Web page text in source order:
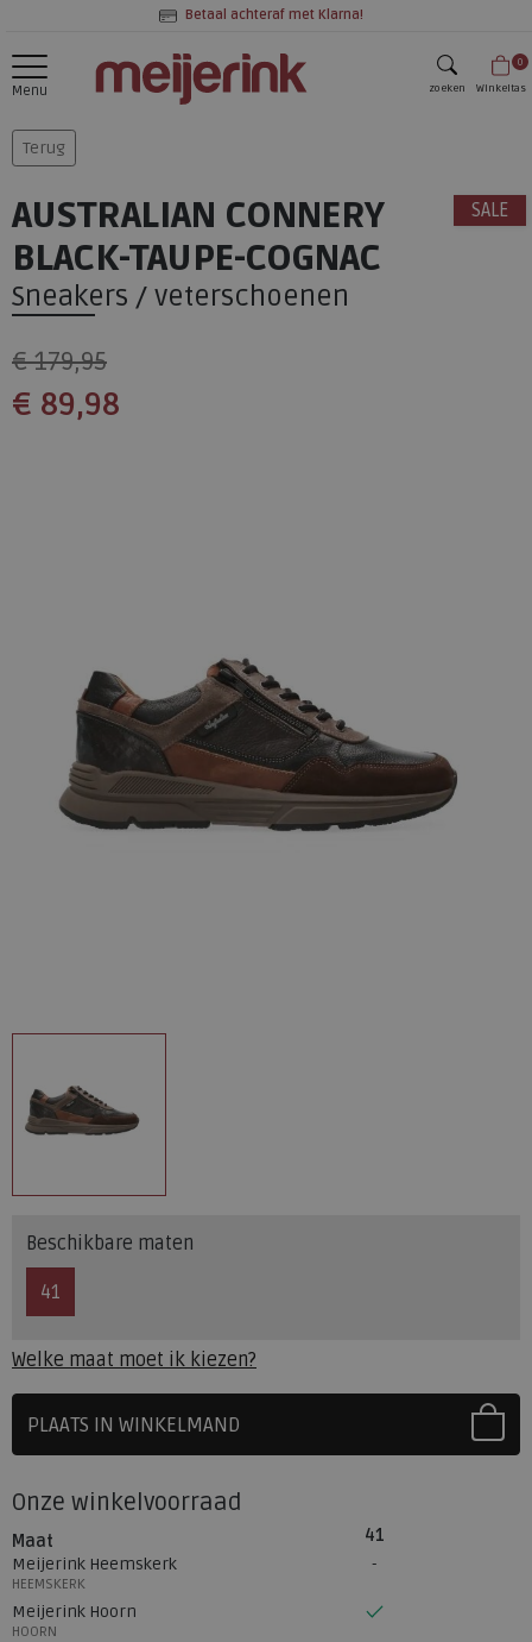
Betaal achteraf met Klarna!
Menu zoeken
0
Winkeltas
Terug
SALE
AUSTRALIAN CONNERY
BLACK-TAUPE-COGNAC
Sneakers / veterschoenen
€ 179,95
€ 89,98
Beschikbare maten
41
Welke maat moet ik kiezen?
PLAATS IN WINKELMAND
Onze winkelvoorraad
Maat
41
Meijerink Heemskerk
HEEMSKERK
Meijerink Hoorn
HOORN